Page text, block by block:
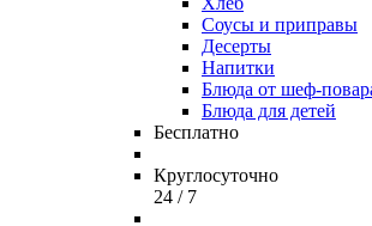
Соусы и приправы
Десерты
Напитки
Блюда от шеф-
Блюда для детей
Бесплатно
Круглосуточно
24 / 7